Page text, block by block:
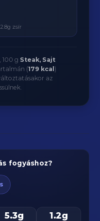
zsír
100 g Steak, Sajt
(179 kcal )
az
fogyáshoz?
5.3g 1.2g